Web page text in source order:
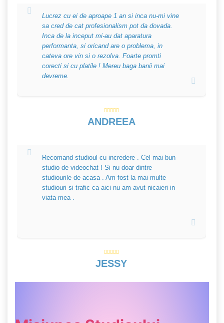
Lucrez cu ei de aproape 1 an si inca nu-mi vine
sa cred de cat profesionalism pot da dovada.
Inca de la inceput mi-au dat aparatura
performanta, si oricand are o problema, in
cateva ore vin si o rezolva. Foarte promti
corecti si cu platile ! Mereu baga banii mai
devreme.
ANDREEA
Recomand studioul cu incredere . Cel mai bun
studio de videochat ! Si nu doar dintre
studiourile de acasa . Am fost la mai multe
studiouri si trafic ca aici nu am avut nicaieri in
viata mea .
JESSY